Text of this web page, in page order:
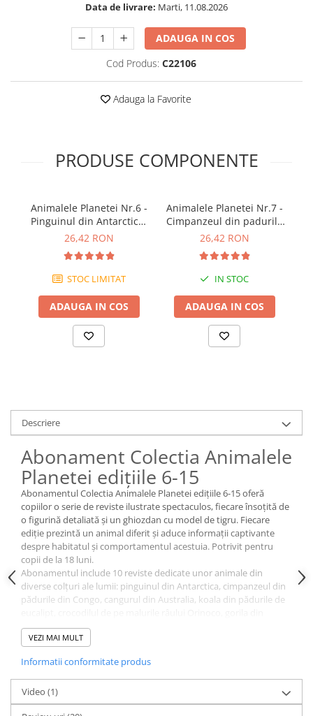
Data de livrare: Marti, 11.08.2026
ADAUGA IN COS
Cod Produs: C22106
Adauga la Favorite
PRODUSE COMPONENTE
Animalele Planetei Nr.6 -
Pinguinul din Antarctica,
RBA, 18 luni+
26,42 RON
STOC LIMITAT
ADAUGA IN COS
Animalele Planetei Nr.7 -
Cimpanzeul din padurile
din Congo, RBA, 18 luni+
26,42 RON
IN STOC
ADAUGA IN COS
Descriere
Abonament Colectia Animalele
Planetei edițiile 6-15
Abonamentul Colectia Animalele Planetei edițiile 6-15 oferă
copiilor o serie de reviste ilustrate spectaculos, fiecare însoțită de
o figurină detaliată și un ghiozdan cu model de tigru. Fiecare
ediție prezintă un animal diferit și aduce informații captivante
despre habitatul și comportamentul acestuia. Potrivit pentru
copii de la 18 luni.
Abonamentul include 10 reviste dedicate unor animale din
diverse colțuri ale lumii: pinguinul din Antarctica, cimpanzeul din
pădurile din Congo, cangurul din Australia, koala din pădurile de
Munții Itombwe, ghepardul din Namibia, anaconda din râul
Amazon, hiena din Masai Mara și delfinul din Marea Mediterană.
înțeles pentru cei mici.
Copiii pot răsfoi revistele, pot descoperi detalii interesante despre
fiecare animal și pot folosi figurinele pentru a crea scenarii de
joacă. Ghiozdanul inclus este potrivit pentru transportul
VEZI MAI MULT
Informatii conformitate produs
Video (1)